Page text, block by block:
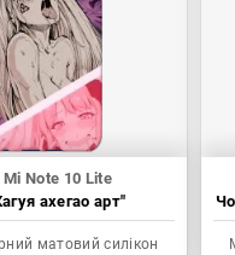
Mi Note 10 Lite
ахегао арт"
матовий силікон